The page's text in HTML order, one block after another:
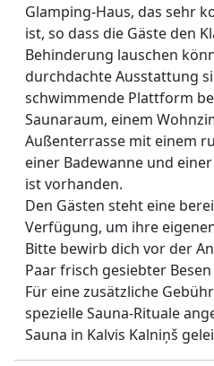
Glamping-Haus, das sehr
ist, so dass die Gäste den
Behinderung lauschen
durchdachte Ausstattung
schwimmende Plattform
Saunaraum, einem
Außenterrasse mit einem
einer Badewanne und
ist vorhanden.
Den Gästen steht eine
Verfügung, um ihre
Bitte bewirb dich vor der
Paar frisch gesiebter
Für eine zusätzliche
spezielle Sauna-Rituale
Sauna in Kalvis Kalniņš